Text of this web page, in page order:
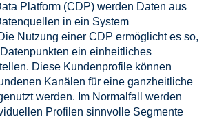
Platform (CDP) werden Daten aus
in ein System
Nutzung einer CDP ermöglicht es so,
ein einheitliches
Diese Kundenprofile können
Kanälen für eine ganzheitliche
werden. Im Normalfall werden
Profilen sinnvolle Segmente